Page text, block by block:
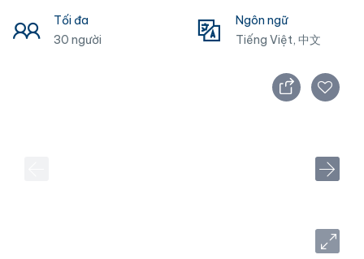
Tối đa
30 người
Ngôn ngữ
Tiếng Việt, 中文